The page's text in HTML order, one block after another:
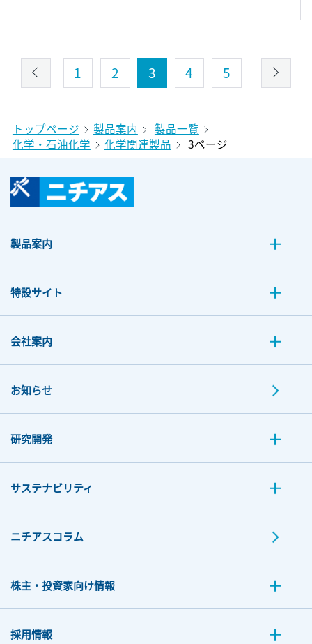
1 2 3 4 5
トップページ 製品案内
製品一覧
化学・石油化学
化学関連製品 3ページ
製品案内
特設サイト
会社案内
お知らせ
研究開発
サステナビリティ
ニチアスコラム
株主・投資家向け情報
採用情報